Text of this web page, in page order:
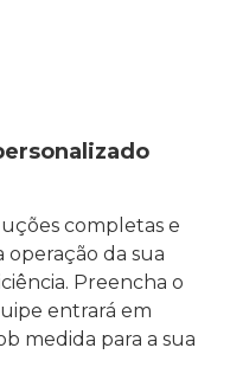
completas e
operação da sua
Preencha o
entrará em
medida para a sua